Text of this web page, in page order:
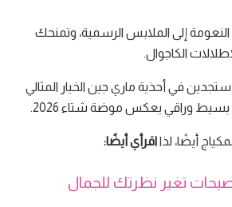
إلى الملابس الرسمية، وتمنحك
الكاجوال.
في أحذية ماري جين الخيار المثالي
وراقي يعكس موضة شتاء 2026.
أيضًا، لذااقرأي أيضًا: